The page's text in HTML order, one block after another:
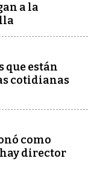
a la
que están
cotidianas
como
director